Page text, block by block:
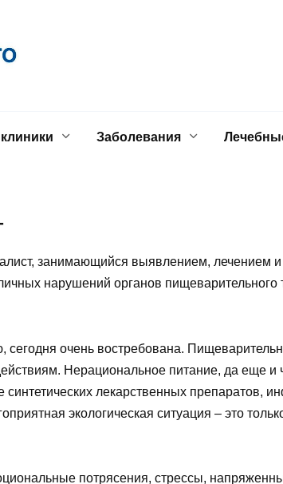
Заболевания
занимающийся выявлением, лечением
нарушений органов пищеварительного
очень востребована.
Нерациональное питание, да еще и
синтетических лекарственных препаратов,
экологическая ситуация – это
потрясения, стрессы,